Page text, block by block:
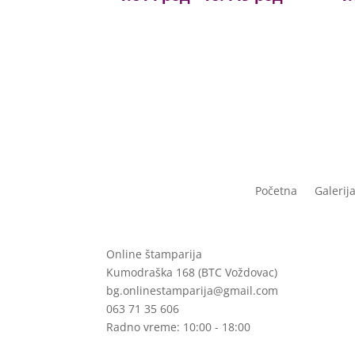
Početna Galerija
Online štamparija
Kumodraška 168 (BTC Voždovac)
bg.onlinestamparija@gmail.com
063 71 35 606
Radno vreme: 10:00 - 18:00